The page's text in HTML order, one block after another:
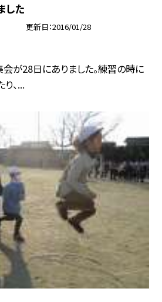
した
更新日 2016/01/28
が28日にありました。練習の時に
、...